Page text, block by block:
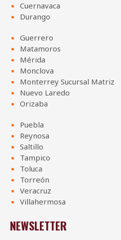
Cuernavaca
Durango
Guerrero
Matamoros
Mérida
Monclova
Monterrey Sucursal Matriz
Nuevo Laredo
Orizaba
Puebla
Reynosa
Saltillo
Tampico
Toluca
Torreón
Veracruz
Villahermosa
NEWSLETTER